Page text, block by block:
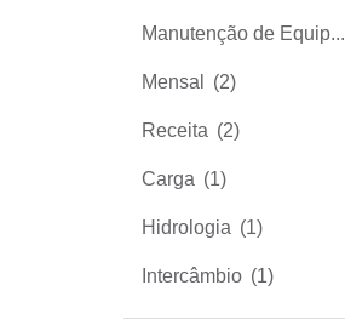
Manutenção de Equip...
Mensal (2)
Receita (2)
Carga (1)
Hidrologia (1)
Intercâmbio (1)